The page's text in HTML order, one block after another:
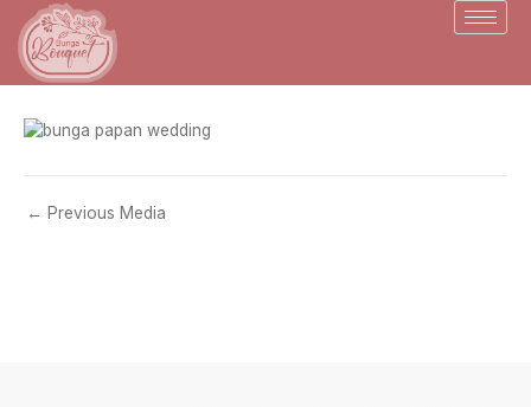
content
← Previous Media